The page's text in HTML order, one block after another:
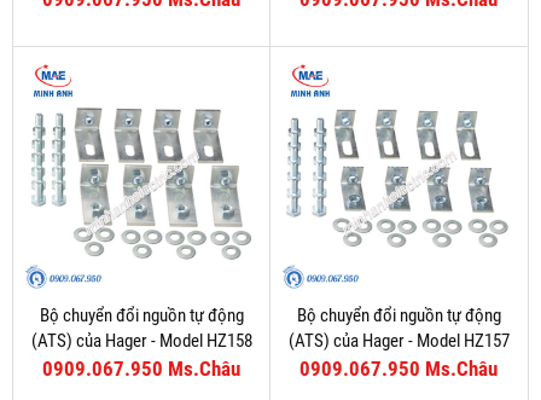
Bộ chuyển đổi nguồn tự động
(ATS) của Hager - Model HZ158
0909.067.950 Ms.Châu
Bộ chuyển đổi nguồn tự động
(ATS) của Hager - Model HZ157
0909.067.950 Ms.Châu